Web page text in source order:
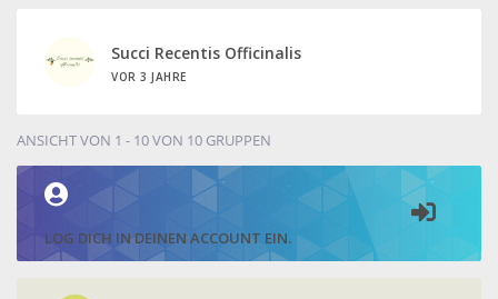
Succi Recentis Officinalis
VOR 3 JAHRE
ANSICHT VON 1 - 10 VON 10 GRUPPEN
LOG DICH IN DEINEN ACCOUNT EIN.